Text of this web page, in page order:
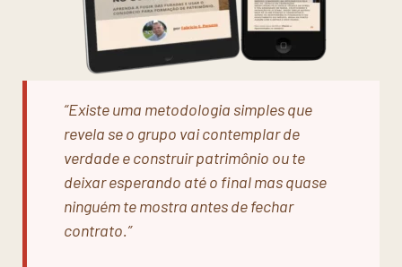
“Existe uma metodologia simples que
revela se o grupo vai contemplar de
verdade e construir patrimônio ou te
deixar esperando até o final mas quase
ninguém te mostra antes de fechar
contrato.”